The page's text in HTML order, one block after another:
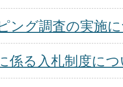
日
限付一般競争入
ング調査の実施
係る入札制度に